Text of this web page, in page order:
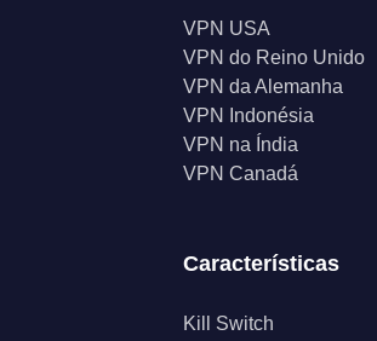
VPN USA
VPN do Reino Unido
VPN da Alemanha
VPN Indonésia
VPN na Índia
VPN Canadá
Características
Kill Switch